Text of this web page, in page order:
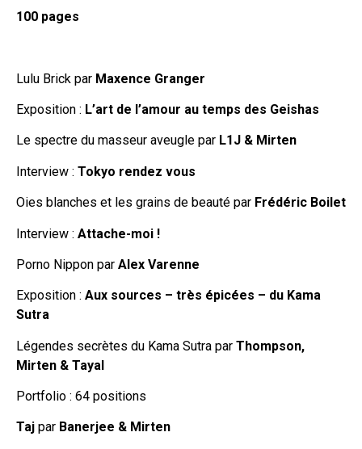
100 pages
Lulu Brick par Maxence Granger
Exposition : L’art de l’amour au temps des Geishas
Le spectre du masseur aveugle par L1J & Mirten
Interview : Tokyo rendez vous
Oies blanches et les grains de beauté par Frédéric Boilet
Interview : Attache-moi !
Porno Nippon par Alex Varenne
Exposition : Aux sources – très épicées – du Kama
Sutra
Légendes secrètes du Kama Sutra par Thompson,
Mirten & Tayal
Portfolio : 64 positions
Taj par Banerjee & Mirten